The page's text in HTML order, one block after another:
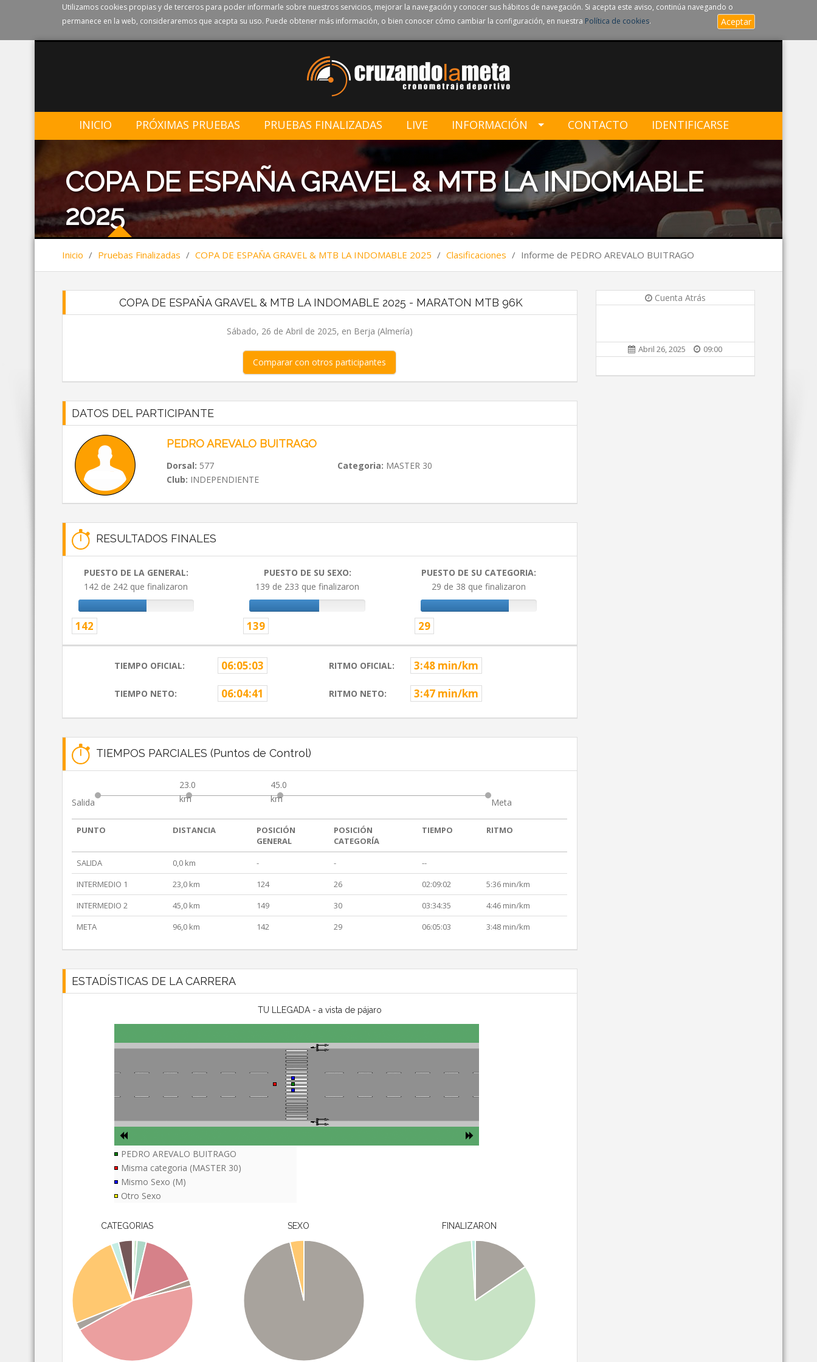
Utilizamos cookies propias y de terceros para poder informarle sobre nuestros servicios, mejorar la navegación y conocer sus hábitos de navegación. Si acepta este aviso, continúa navegando o
permanece en la web, consideraremos que acepta su uso. Puede obtener más información, o bien conocer cómo cambiar la configuración, en nuestra Política de cookies. Aceptar
INICIO PRÓXIMAS PRUEBAS PRUEBAS FINALIZADAS LIVE INFORMACIÓN CONTACTO IDENTIFICARSE
COPA DE ESPAÑA GRAVEL & MTB LA INDOMABLE
2025
Inicio / Pruebas Finalizadas / COPA DE ESPAÑA GRAVEL & MTB LA INDOMABLE 2025 / Clasificaciones / Informe de PEDRO AREVALO BUITRAGO
COPA DE ESPAÑA GRAVEL & MTB LA INDOMABLE 2025 - MARATON MTB 96K
Sábado, 26 de Abril de 2025, en Berja (Almería)
Comparar con otros participantes
DATOS DEL PARTICIPANTE
PEDRO AREVALO BUITRAGO
Dorsal: 577 Categoria: MASTER 30
Club: INDEPENDIENTE
RESULTADOS FINALES
PUESTO DE LA GENERAL:
142 de 242 que finalizaron
142
PUESTO DE SU SEXO:
139 de 233 que finalizaron
139
PUESTO DE SU CATEGORIA:
29 de 38 que finalizaron
29
TIEMPO OFICIAL: 06:05:03 RITMO OFICIAL: 3:48 min/km
TIEMPO NETO: 06:04:41 RITMO NETO: 3:47 min/km
TIEMPOS PARCIALES (Puntos de Control)
Salida
23.0
km
45.0
km
Meta
PUNTO DISTANCIA
POSICIÓN
GENERAL
POSICIÓN
CATEGORÍA
TIEMPO RITMO
SALIDA 0,0 km - -
--
INTERMEDIO 1
23,0 km 124 26 02:09:02
5:36 min/km
INTERMEDIO 2
45,0 km 149 30 03:34:35
4:46 min/km
META
96,0 km 142 29 06:05:03 3:48 min/km
ESTADÍSTICAS DE LA CARRERA
TU LLEGADA - a vista de pájaro
PEDRO AREVALO BUITRAGO
Misma categoria (MASTER 30)
Mismo Sexo (M)
Otro Sexo
CATEGORIAS SEXO FINALIZARON
Cuenta Atrás
Abril 26, 2025 09:00